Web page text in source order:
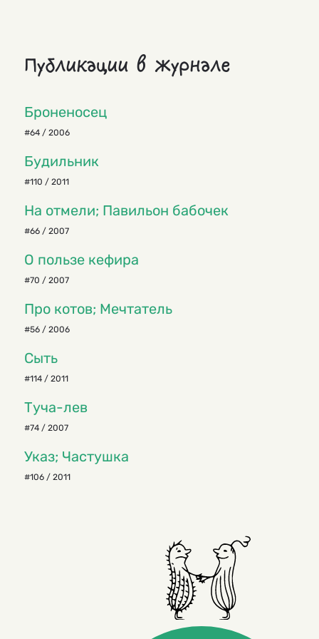
Публикации в журнале
Броненосец
#64 / 2006
Будильник
#110 / 2011
На отмели; Павильон бабочек
#66 / 2007
О пользе кефира
#70 / 2007
Про котов; Мечтатель
#56 / 2006
Сыть
#114 / 2011
Туча-лев
#74 / 2007
Указ; Частушка
#106 / 2011